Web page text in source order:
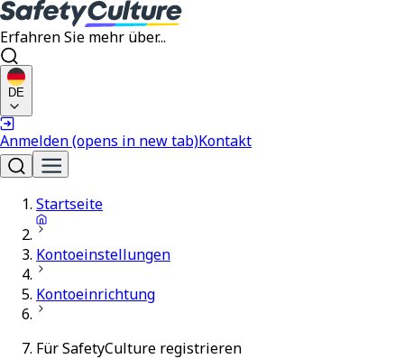
Erfahren Sie mehr über...
DE
Anmelden(opens in new tab)Kontakt
Startseite
Kontoeinstellungen
Kontoeinrichtung
Für SafetyCulture registrieren